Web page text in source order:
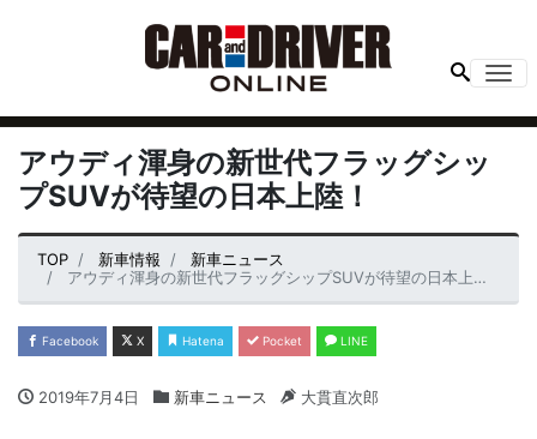
アウディ渾身の新世代フラッグシッ
プSUVが待望の日本上陸！
TOP 新車情報
新車ニュース
アウディ渾身の新世代フラッグシップSUVが待望の日本上陸！
Facebook X Hatena Pocket LINE
2019年7月4日 新車ニュース 大貫直次郎